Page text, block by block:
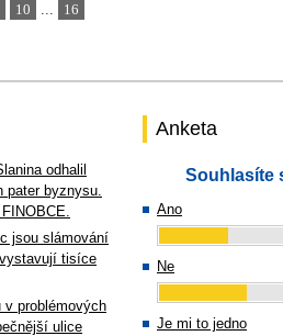
10 ... 16
odhalil
pater byznysu.
jsou slámování
tisíce
v problémových
ulice
Anketa
Souhlasíte
Ano
Ne
Je mi to jedno